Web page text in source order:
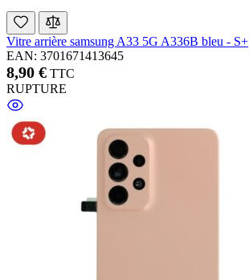
Vitre arrière samsung A33 5G A336B bleu - S+
EAN: 3701671413645
8,90 € TTC
RUPTURE